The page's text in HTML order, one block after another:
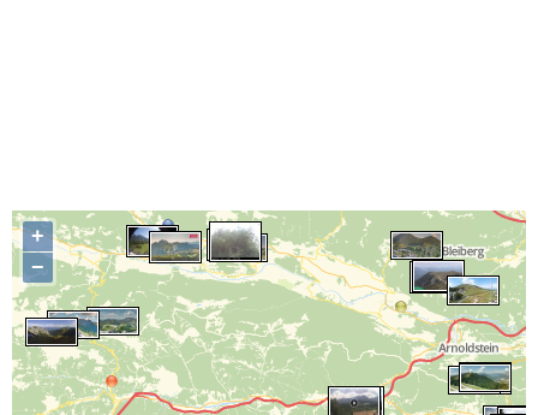
+
−